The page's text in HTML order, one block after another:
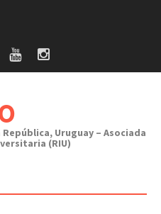
República, Uruguay – Asociada
(RIU)